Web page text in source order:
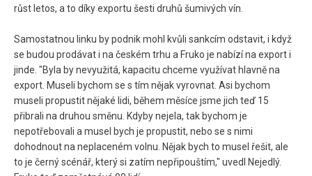
růst letos, a to díky exportu šesti druhů šumivých vín.
Samostatnou linku by podnik mohl kvůli sankcím odstavit, i když
se budou prodávat i na českém trhu a Fruko je nabízí na export i
jinde. "Byla by nevyužitá, kapacitu chceme využívat hlavně na
export. Museli bychom se s tím nějak vyrovnat. Asi bychom
museli propustit nějaké lidi, během měsíce jsme jich teď 15
přibrali na druhou směnu. Kdyby nejela, tak bychom je
nepotřebovali a musel bych je propustit, nebo se s nimi
dohodnout na neplaceném volnu. Nějak bych to musel řešit, ale
to je černý scénář, který si zatím nepřipouštím," uvedl Nejedlý.